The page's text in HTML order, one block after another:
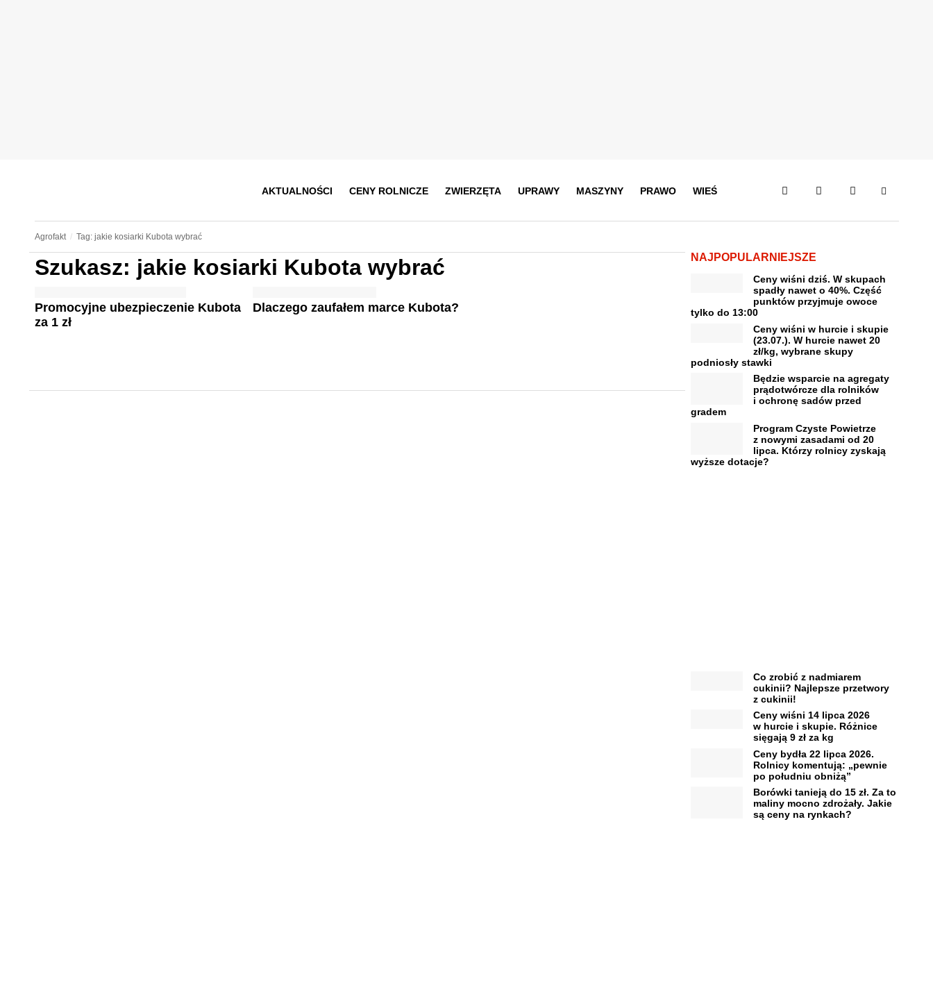
AKTUALNOŚCI CENY ROLNICZE ZWIERZĘTA UPRAWY MASZYNY PRAWO WIEŚ
Agrofakt Tag: jakie kosiarki Kubota wybrać
Szukasz: jakie kosiarki Kubota wybrać
Promocyjne ubezpieczenie Kubota
za 1 zł
Dlaczego zaufałem marce Kubota?
NAJPOPULARNIEJSZE
Ceny wiśni dziś. W skupach
spadły nawet o 40%. Część
punktów przyjmuje owoce
tylko do 13:00
Ceny wiśni w hurcie i skupie
(23.07.). W hurcie nawet 20
zł/kg, wybrane skupy
podniosły stawki
Będzie wsparcie na agregaty
prądotwórcze dla rolników
i ochronę sadów przed
gradem
Program Czyste Powietrze
z nowymi zasadami od 20
lipca. Którzy rolnicy zyskają
wyższe dotacje?
Co zrobić z nadmiarem
cukinii? Najlepsze przetwory
z cukinii!
Ceny wiśni 14 lipca 2026
w hurcie i skupie. Różnice
sięgają 9 zł za kg
Ceny bydła 22 lipca 2026.
Rolnicy komentują: „pewnie
po południu obniżą”
Borówki tanieją do 15 zł. Za to
maliny mocno zdrożały. Jakie
są ceny na rynkach?